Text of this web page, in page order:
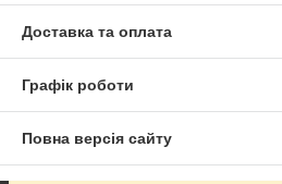
Доставка та оплата
Графік роботи
Повна версія сайту